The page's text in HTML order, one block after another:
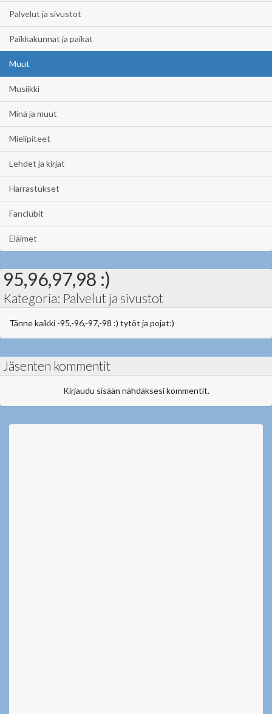
Palvelut ja sivustot
Paikkakunnat ja paikat
Muut
Musiikki
Minä ja muut
Mielipiteet
Lehdet ja kirjat
Harrastukset
Fanclubit
Eläimet
95,96,97,98 :)
Kategoria: Palvelut ja sivustot
Tänne kaikki -95,-96,-97,-98 :) tytöt ja pojat:)
Jäsenten kommentit
Kirjaudu sisään nähdäksesi kommentit.